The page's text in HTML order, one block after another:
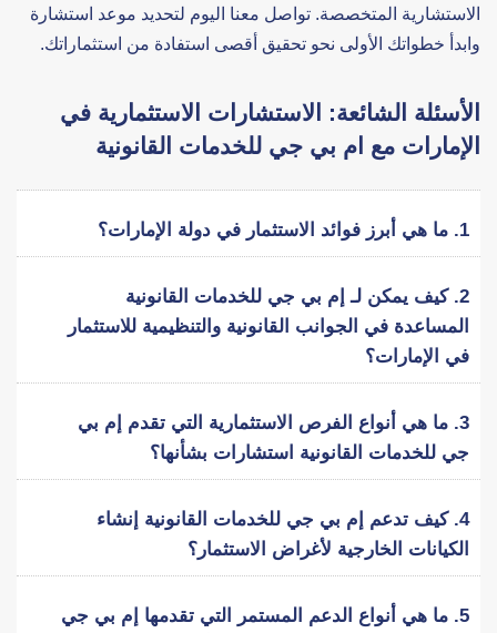
الاستشارية المتخصصة. تواصل معنا اليوم لتحديد موعد استشارة
وابدأ خطواتك الأولى نحو تحقيق أقصى استفادة من استثماراتك.
الأسئلة الشائعة: الاستشارات الاستثمارية في
الإمارات مع ام بي جي للخدمات القانونية
1. ما هي أبرز فوائد الاستثمار في دولة الإمارات؟
2. كيف يمكن لـ إم بي جي للخدمات القانونية
المساعدة في الجوانب القانونية والتنظيمية للاستثمار
في الإمارات؟
3. ما هي أنواع الفرص الاستثمارية التي تقدم إم بي
جي للخدمات القانونية استشارات بشأنها؟
4. كيف تدعم إم بي جي للخدمات القانونية إنشاء
الكيانات الخارجية لأغراض الاستثمار؟
5. ما هي أنواع الدعم المستمر التي تقدمها إم بي جي